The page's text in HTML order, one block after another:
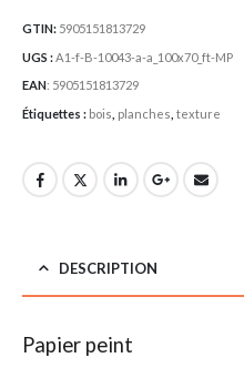
GTIN: 5905151813729
UGS :A1-f-B-10043-a-a_100x70_ft-MP
EAN: 5905151813729
Étiquettes : bois planches texture
DESCRIPTION
Papier peint